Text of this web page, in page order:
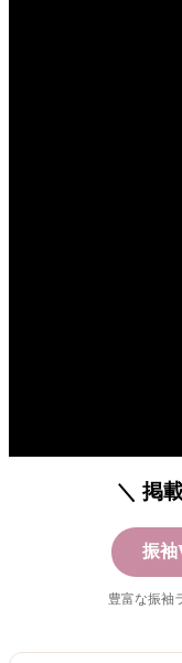
＼ 掲
振袖
豊富な振袖